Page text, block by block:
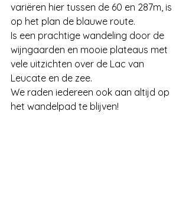
variëren hier tussen de 60 en 287m, is
op het plan de blauwe route.
Is een prachtige wandeling door de
wijngaarden en mooie plateaus met
vele uitzichten over de Lac van
Leucate en de zee.
We raden iedereen ook aan altijd op
het wandelpad te blijven!